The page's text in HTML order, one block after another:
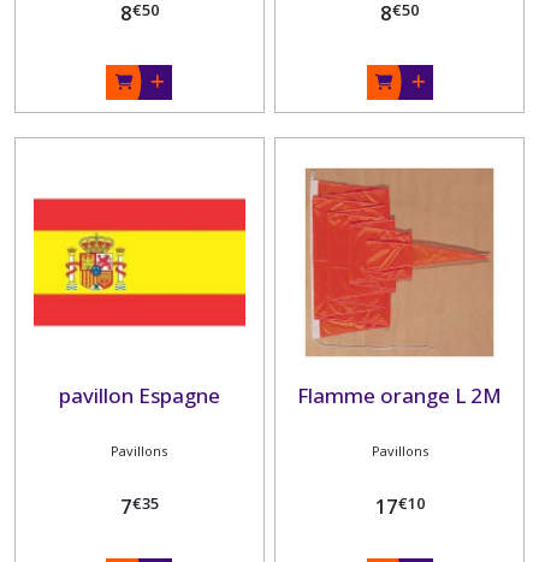
8€50 8€50
pavillon Espagne
Pavillons
7€35
Flamme orange L 2M
Pavillons
17€10